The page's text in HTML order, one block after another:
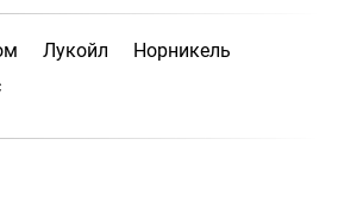
Лукойл
Норникель